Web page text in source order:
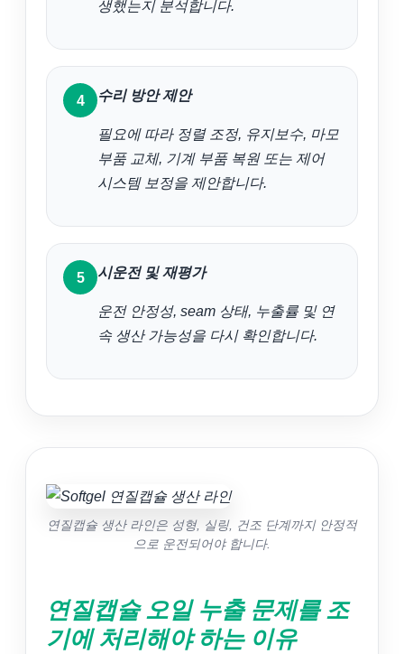
생했는지 분석합니다.
수리 방안 제안
필요에 따라 정렬 조정, 유지보수, 마모
부품 교체, 기계 부품 복원 또는 제어
시스템 보정을 제안합니다.
시운전 및 재평가
운전 안정성, seam 상태, 누출률 및 연
속 생산 가능성을 다시 확인합니다.
연질캡슐 생산 라인은 성형, 실링, 건조 단계까지 안정적
으로 운전되어야 합니다.
연질캡슐 오일 누출 문제를 조
기에 처리해야 하는 이유